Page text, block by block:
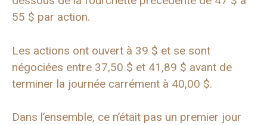
55 $ par action.
Les actions ont ouvert à 39 $ et se sont
négociées entre 37,50 $ et 41,89 $ avant de
terminer la journée carrément à 40,00 $.
Dans l’ensemble, ce n’était pas un premier jour